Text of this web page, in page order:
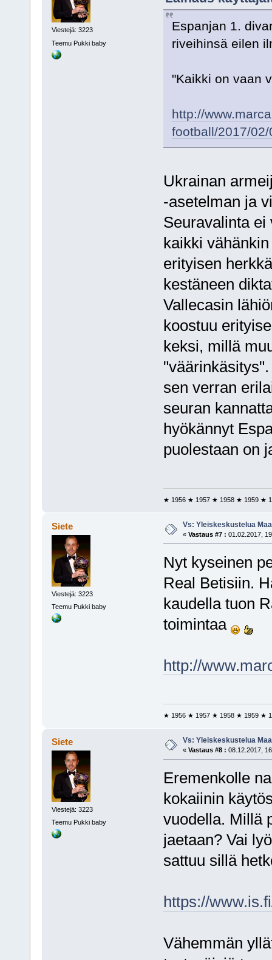
Viestejä: 3223
Teemu Pukki baby
Espanjan 1.
riveihinsä eilen
"Kaikki on vaan
http://
football/2017/
Ukrainan
-asetelman ja
Seuravalinta ei
kaikki
erityisen
kestäneen
Vallecasin
koostuu
keksi, millä
sen verran
seuran
hyökännyt
puolestaan on
★ 1956 ★ 1957 ★ 1958 ★ 1959 ★
Siete
Viestejä: 3223
Teemu Pukki baby
Vs: Yleiskeskustelua
« Vastaus #7 : 01.02.2017,
Nyt kyseinen
Real Betisiin.
kaudella tuon
toimintaa
http://
★ 1956 ★ 1957 ★ 1958 ★ 1959 ★
Siete
Viestejä: 3223
Teemu Pukki baby
Vs: Yleiskeskustelua
« Vastaus #8 : 08.12.2017,
Eremenkolle
kokaiinin
vuodella. Millä
jaetaan? Vai
sattuu sillä
https://
Vähemmän